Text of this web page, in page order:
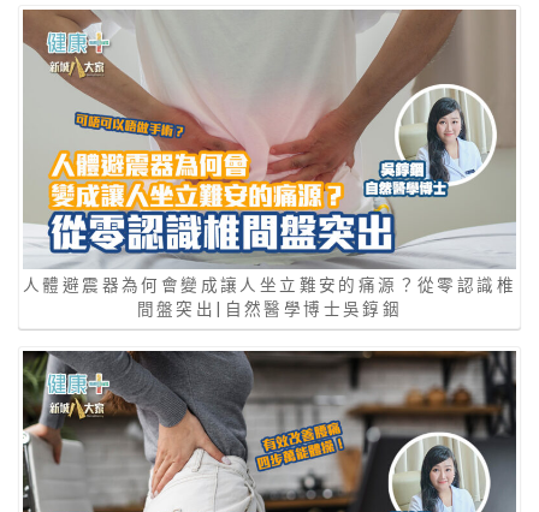
人體避震器為何會變成讓人坐立難安的痛源？從零認識椎
間盤突出|自然醫學博士吳錞銦